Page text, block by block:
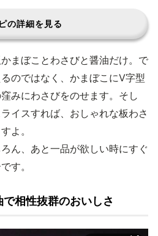
の詳細を見る
まぼことわさびと醤油だけ。で
のではなく、かまぼこにV字型
みにわさびをのせます。そし
イスすれば、おしゃれな板わさ
よ。
ん、あと一品が欲しい時にすぐ
す。
相性抜群のおいしさ